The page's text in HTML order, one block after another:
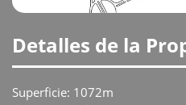
Detalles de la
Superficie: 1072m